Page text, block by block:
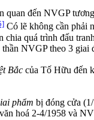
quan đến NVGP
Có lẽ không cần phải
chia quá trình đấu
NVGP theo 3 giai
Bắc của Tố Hữu đến
phẩm bị đóng cửa
hoá 2-4/1958 và